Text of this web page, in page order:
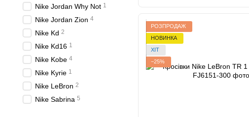
РОЗПРОДАЖ
НОВИНКА
ХІТ
−25%
Nike Jordan Why Not 1
Nike Jordan Zion 4
Nike Kd 2
Nike Kd16 1
Nike Kobe 4
Nike Kyrie 1
Nike LeBron 2
Nike Sabrina 5